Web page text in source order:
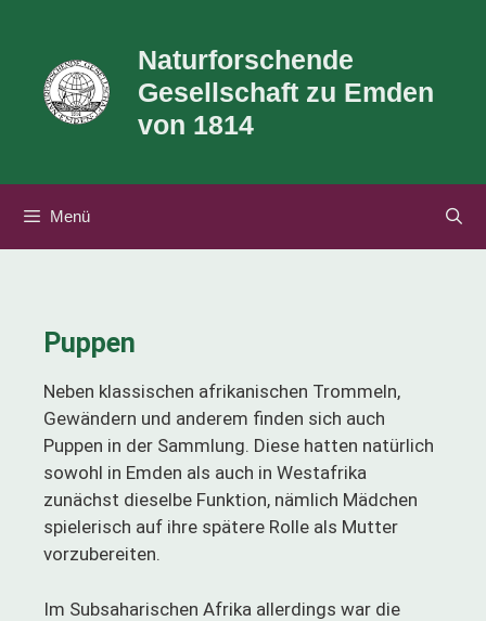
Naturforschende
Gesellschaft zu Emden
von 1814
Menü
Puppen
Neben klassischen afrikanischen Trommeln,
Gewändern und anderem finden sich auch
Puppen in der Sammlung. Diese hatten natürlich
sowohl in Emden als auch in Westafrika
zunächst dieselbe Funktion, nämlich Mädchen
spielerisch auf ihre spätere Rolle als Mutter
vorzubereiten.
Im Subsaharischen Afrika allerdings war die